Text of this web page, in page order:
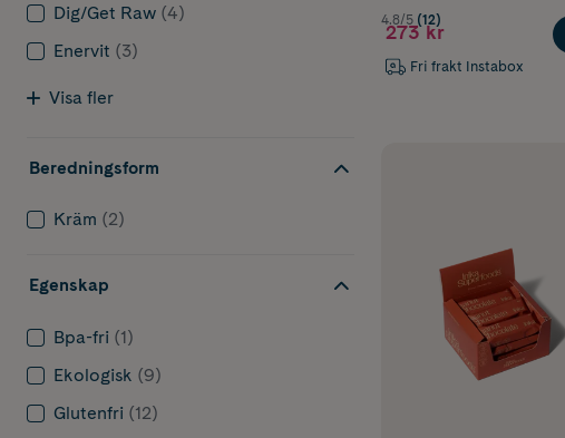
Dig/Get Raw (4)
Enervit (3)
Visa fler
Beredningsform
Kräm (2)
Egenskap
Bpa-fri (1)
Ekologisk (9)
Glutenfri (12)
4.8/5 (12)
273 kr
Fri frakt Instabox